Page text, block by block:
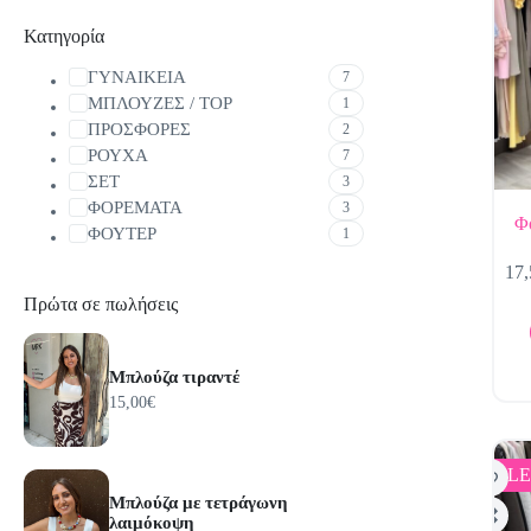
στη
σελίδα
SALE
Κατηγορία
ΓΥΝΑΙΚΕΙΑ 7
ΜΠΛΟΥΖΕΣ / TOP 1
ΠΡΟΣΦΟΡΕΣ 2
ΡΟΥΧΑ 7
ΣΕΤ 3
ΦΟΡΕΜΑΤΑ 3
ΦΟΥΤΕΡ 1
Πρώτα σε πωλήσεις
Μπλούζα τιραντέ
15,00€
Μπλούζα με τετράγωνη
λαιμόκοψη